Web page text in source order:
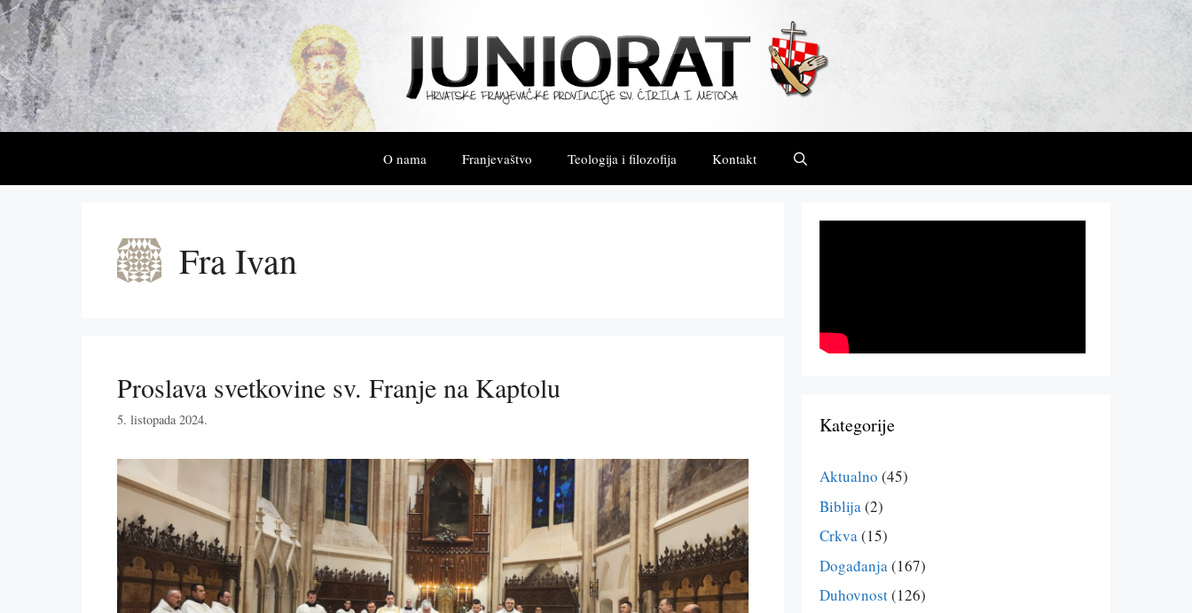
Preskoči
na
sadržaj
O nama Franjevaštvo Teologija i filozofija Kontakt
Fra Ivan
Proslava svetkovine sv. Franje na Kaptolu
5. listopada 2024. Kategorije
Aktualno (45)
Biblija(2)
Crkva(15)
Događanja(167)
Duhovnost(126)